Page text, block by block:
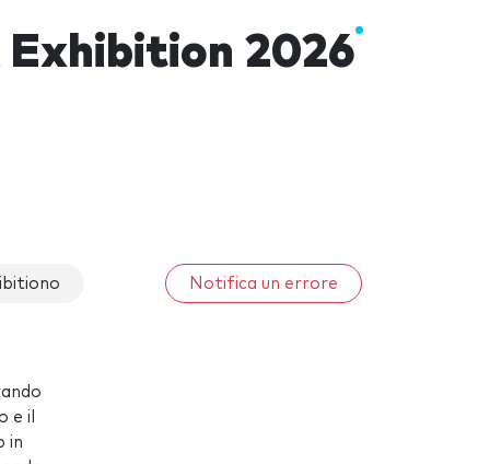
Exhibition 2026
Notifica un errore
e il
in